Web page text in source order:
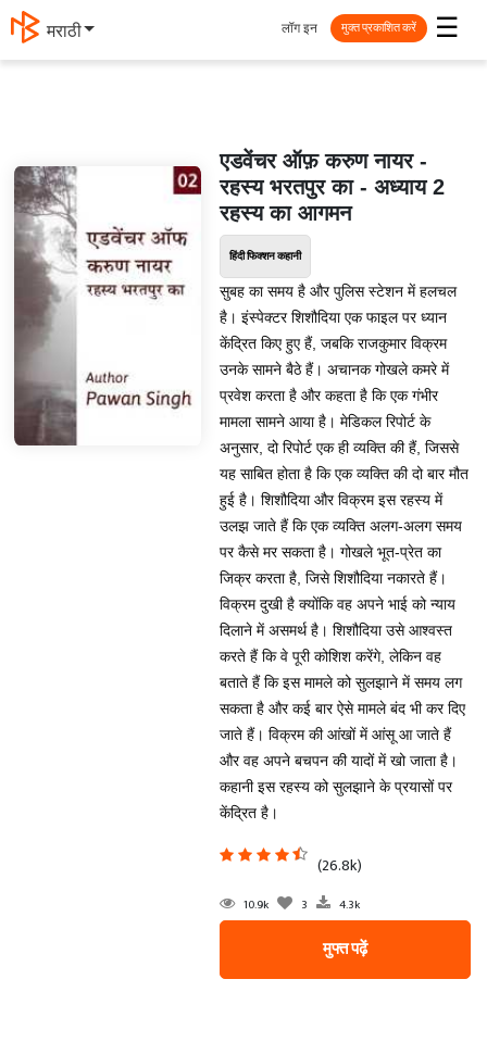
मराठी ☰
लॉग इन मुक्त प्रकाशित करें
एडवेंचर ऑफ़ करुण नायर -
रहस्य भरतपुर का - अध्याय 2
रहस्य का आगमन
हिंदी फिक्शन कहानी
सुबह का समय है और पुलिस स्टेशन में हलचल
है। इंस्पेक्टर शिशौदिया एक फाइल पर ध्यान
केंद्रित किए हुए हैं, जबकि राजकुमार विक्रम
उनके सामने बैठे हैं। अचानक गोखले कमरे में
प्रवेश करता है और कहता है कि एक गंभीर
मामला सामने आया है। मेडिकल रिपोर्ट के
अनुसार, दो रिपोर्ट एक ही व्यक्ति की हैं, जिससे
यह साबित होता है कि एक व्यक्ति की दो बार मौत
हुई है। शिशौदिया और विक्रम इस रहस्य में
उलझ जाते हैं कि एक व्यक्ति अलग-अलग समय
पर कैसे मर सकता है। गोखले भूत-प्रेत का
जिक्र करता है, जिसे शिशौदिया नकारते हैं।
विक्रम दुखी है क्योंकि वह अपने भाई को न्याय
दिलाने में असमर्थ है। शिशौदिया उसे आश्वस्त
करते हैं कि वे पूरी कोशिश करेंगे, लेकिन वह
बताते हैं कि इस मामले को सुलझाने में समय लग
सकता है और कई बार ऐसे मामले बंद भी कर दिए
जाते हैं। विक्रम की आंखों में आंसू आ जाते हैं
और वह अपने बचपन की यादों में खो जाता है।
कहानी इस रहस्य को सुलझाने के प्रयासों पर
केंद्रित है।
(26.8k)
10.9k 3 4.3k
मुफ्त पढ़ें